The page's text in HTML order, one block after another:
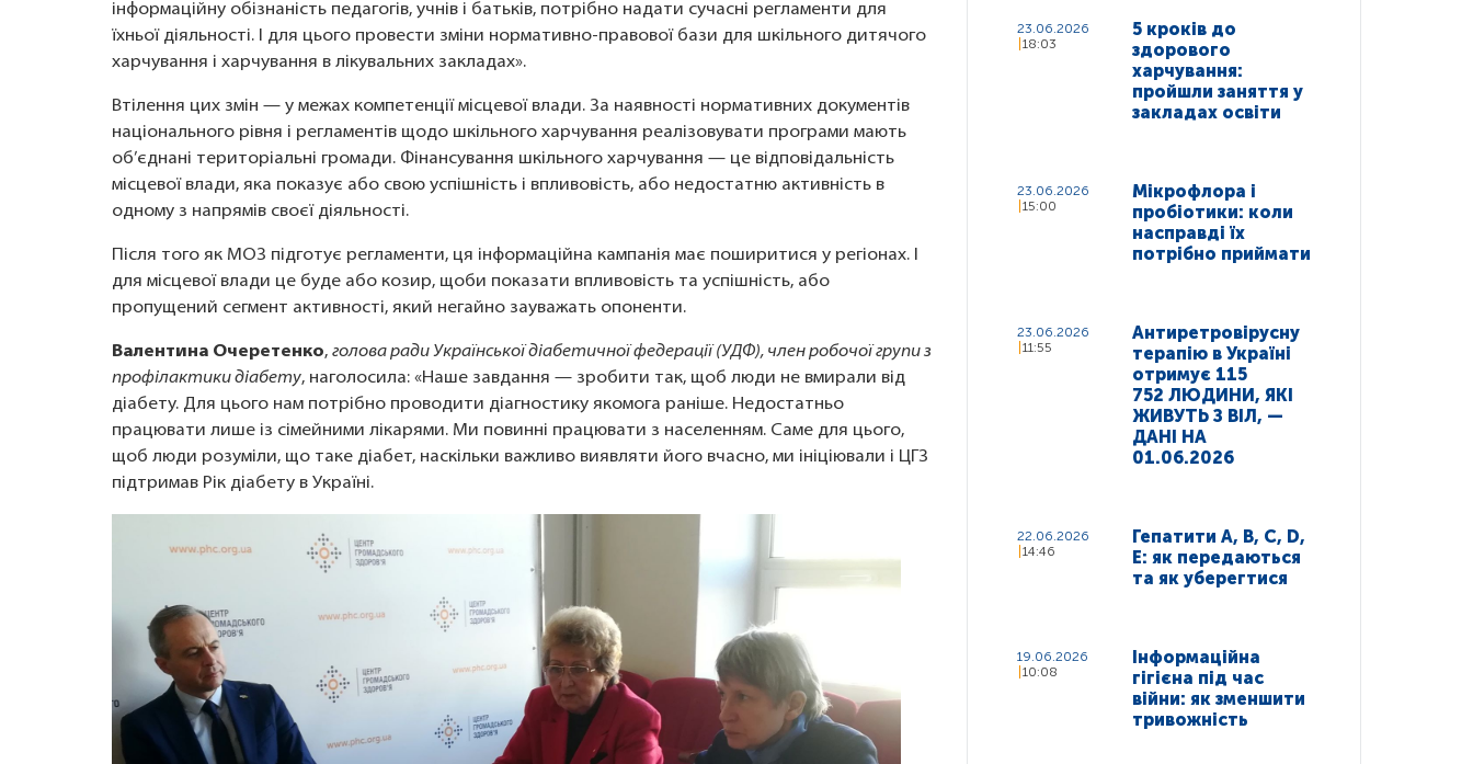
інформаційну обізнаність педагогів, учнів і батьків, потрібно надати сучасні регламенти для
їхньої діяльності. І для цього провести зміни нормативно-правової бази для шкільного дитячого
харчування і харчування в лікувальних закладах».
Втілення цих змін — у межах компетенції місцевої влади. За наявності нормативних документів
національного рівня і регламентів щодо шкільного харчування реалізовувати програми мають
об’єднані територіальні громади. Фінансування шкільного харчування — це відповідальність
місцевої влади, яка показує або свою успішність і впливовість, або недостатню активність в
одному з напрямів своєї діяльності.
Після того як МОЗ підготує регламенти, ця інформаційна кампанія має поширитися у регіонах. І
для місцевої влади це буде або козир, щоби показати впливовість та успішність, або
пропущений сегмент активності, який негайно зауважать опоненти.
Валентина Очеретенко, голова ради Української діабетичної федерації (УДФ), член робочої групи з
профілактики діабету, наголосила: «Наше завдання — зробити так, щоб люди не вмирали від
діабету. Для цього нам потрібно проводити діагностику якомога раніше. Недостатньо
працювати лише із сімейними лікарями. Ми повинні працювати з населенням. Саме для цього,
щоб люди розуміли, що таке діабет, наскільки важливо виявляти його вчасно, ми ініціювали і ЦГЗ
підтримав Рік діабету в Україні.
23.06.2026
18:03
5 кроків до
здорового
харчування:
пройшли заняття у
закладах освіти
23.06.2026
15:00
Мікрофлора і
пробіотики: коли
насправді їх
потрібно приймати
23.06.2026
11:55
Антиретровірусну
терапію в Україні
отримує 115
752 ЛЮДИНИ, ЯКІ
ЖИВУТЬ З ВІЛ, —
ДАНІ НА
01.06.2026
22.06.2026
14:46
Гепатити A, B, C, D,
E: як передаються
та як уберегтися
19.06.2026
10:08
Інформаційна
гігієна під час
війни: як зменшити
тривожність